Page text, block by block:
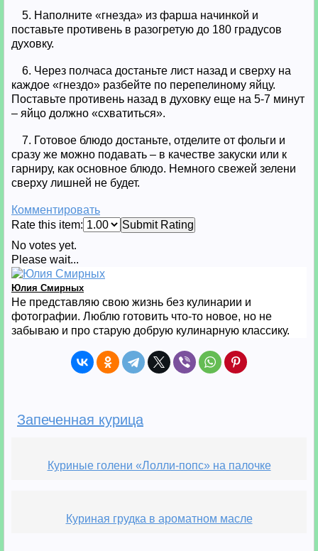
5. Наполните «гнезда» из фарша начинкой и
поставьте противень в разогретую до 180 градусов
духовку.
6. Через полчаса достаньте лист назад и сверху на
каждое «гнездо» разбейте по перепелиному яйцу.
Поставьте противень назад в духовку еще на 5-7 минут
– яйцо должно «схватиться».
7. Готовое блюдо достаньте, отделите от фольги и
сразу же можно подавать – в качестве закуски или к
гарниру, как основное блюдо. Немного свежей зелени
сверху лишней не будет.
Комментировать
Rate this item:
Submit Rating
No votes yet.
Please wait...
Юлия Смирных
Не представляю свою жизнь без кулинарии и
фотографии. Люблю готовить что-то новое, но не
забываю и про старую добрую кулинарную классику.
Запеченная курица
Куриные голени «Лолли-попс» на палочке
Куриная грудка в ароматном масле